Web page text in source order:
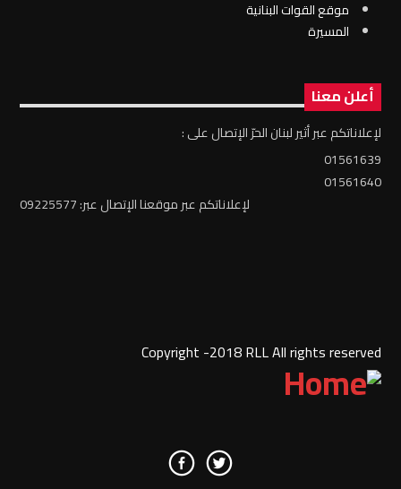
موقع القوات البنانية
المسيرة
أعلن معنا
لإعلاناتكم عبر أثير لبنان الحرّ الإتصال على :
01561639
01561640
لإعلاناتكم عبر موقعنا الإتصال عبر: 09225577
Copyright -2018 RLL All rights reserved